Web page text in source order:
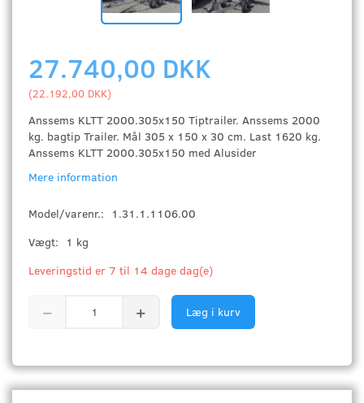
27.740,00 DKK
(22.192,00 DKK)
Anssems KLTT 2000.305x150 Tiptrailer. Anssems 2000
kg. bagtip Trailer. Mål 305 x 150 x 30 cm. Last 1620 kg.
Anssems KLTT 2000.305x150 med Alusider
Mere information
Model/varenr.:
1.31.1.1106.00
Vægt:
1 kg
Leveringstid er 7 til 14 dage dag(e)
Læg i kurv